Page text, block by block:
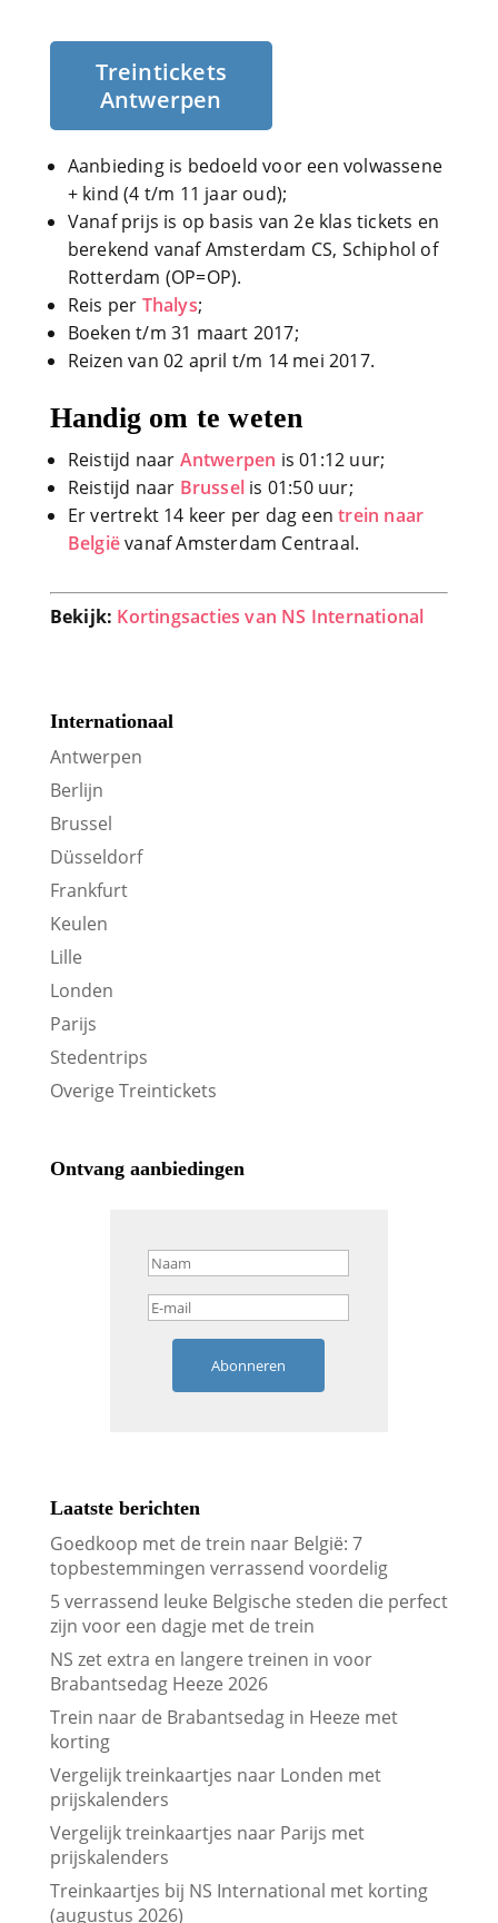
Treintickets
Antwerpen
Aanbieding is bedoeld voor een volwassene
+ kind (4 t/m 11 jaar oud);
Vanaf prijs is op basis van 2e klas tickets en
berekend vanaf Amsterdam CS, Schiphol of
Rotterdam (OP=OP).
Reis per Thalys;
Boeken t/m 31 maart 2017;
Reizen van 02 april t/m 14 mei 2017.
Handig om te weten
Reistijd naar Antwerpen is 01:12 uur;
Reistijd naar Brussel is 01:50 uur;
Er vertrekt 14 keer per dag eentrein naar
Belgiëvanaf Amsterdam Centraal.
Bekijk: Kortingsacties van NS International
Internationaal
Antwerpen
Berlijn
Brussel
Düsseldorf
Frankfurt
Keulen
Lille
Londen
Parijs
Stedentrips
Overige Treintickets
Ontvang aanbiedingen
Abonneren
Laatste berichten
Goedkoop met de trein naar België: 7
topbestemmingen verrassend voordelig
5 verrassend leuke Belgische steden die perfect
zijn voor een dagje met de trein
NS zet extra en langere treinen in voor
Brabantsedag Heeze 2026
Trein naar de Brabantsedag in Heeze met
korting
Vergelijk treinkaartjes naar Londen met
prijskalenders
Vergelijk treinkaartjes naar Parijs met
prijskalenders
Treinkaartjes bij NS International met korting
(augustus 2026)